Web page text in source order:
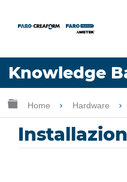
Knowledge
Lingua
Ingrandisci/riduci
Home Hardware